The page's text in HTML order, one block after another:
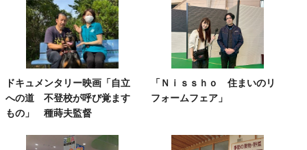
ドキュメンタリー映画「自立
への道 不登校が呼び覚ます
もの」 種蒔夫監督
「Ｎｉｓｓｈｏ 住まいのリ
フォームフェア」